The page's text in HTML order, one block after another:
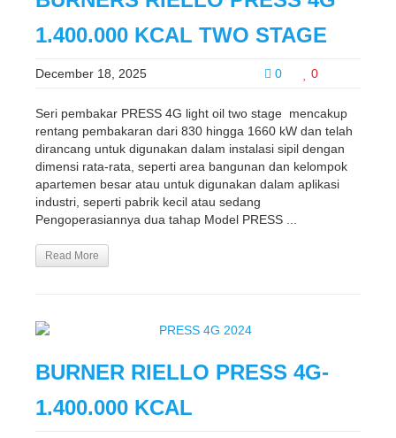
1.400.000 KCAL TWO STAGE
0 0
December 18, 2025
Seri pembakar PRESS 4G light oil two stage mencakup
rentang pembakaran dari 830 hingga 1660 kW dan telah
dirancang untuk digunakan dalam instalasi sipil dengan
dimensi rata-rata, seperti area bangunan dan kelompok
apartemen besar atau untuk digunakan dalam aplikasi
industri, seperti pabrik kecil atau sedang
Pengoperasiannya dua tahap Model PRESS ...
Read More
BURNER RIELLO PRESS 4G-
1.400.000 KCAL